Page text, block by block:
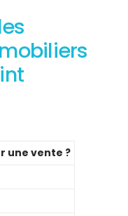
une vente ?